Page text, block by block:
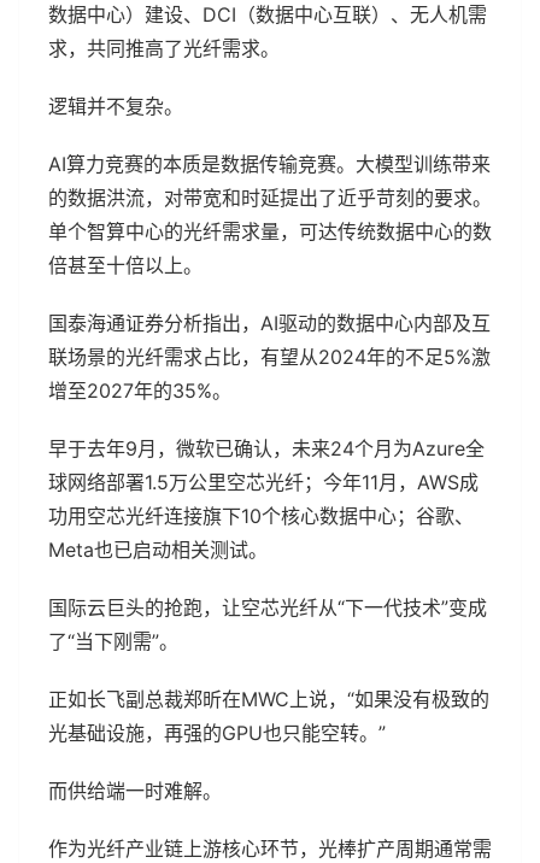
数据中心）建设、DCI（数据中心互联）、无人机需
求，共同推高了光纤需求。
逻辑并不复杂。
AI算力竞赛的本质是数据传输竞赛。大模型训练带来
的数据洪流，对带宽和时延提出了近乎苛刻的要求。
单个智算中心的光纤需求量，可达传统数据中心的数
倍甚至十倍以上。
国泰海通证券分析指出，AI驱动的数据中心内部及互
联场景的光纤需求占比，有望从2024年的不足5%激
增至2027年的35%。
早于去年9月，微软已确认，未来24个月为Azure全
球网络部署1.5万公里空芯光纤；今年11月，AWS成
功用空芯光纤连接旗下10个核心数据中心；谷歌、
Meta也已启动相关测试。
国际云巨头的抢跑，让空芯光纤从“下一代技术”变成
了“当下刚需”。
正如长飞副总裁郑昕在MWC上说，“如果没有极致的
光基础设施，再强的GPU也只能空转。”
而供给端一时难解。
作为光纤产业链上游核心环节，光棒扩产周期通常需